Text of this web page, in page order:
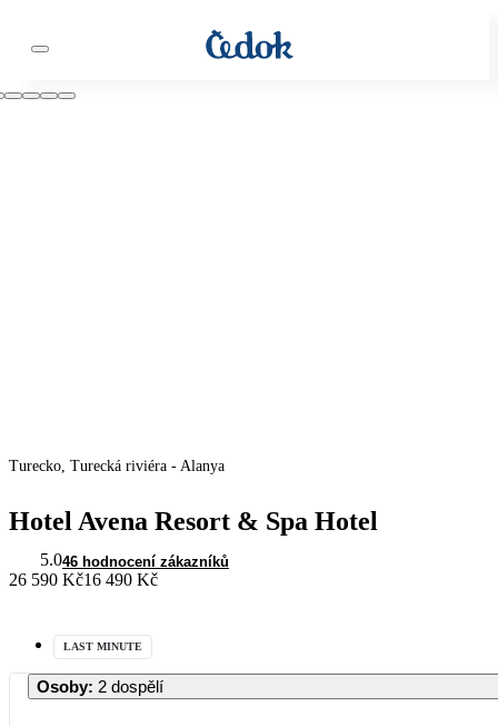
Turecko, Turecká riviéra - Alanya
Hotel Avena Resort & Spa Hotel
5.046 hodnocení zákazníků
26 590 Kč16 490 Kč
LAST MINUTE
Osoby: 2 dospělí